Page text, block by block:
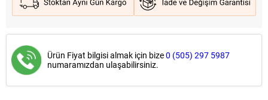
Ürün Fiyat bilgisi almak için bize0 (505) 297 5987
numaramızdan ulaşabilirsiniz.